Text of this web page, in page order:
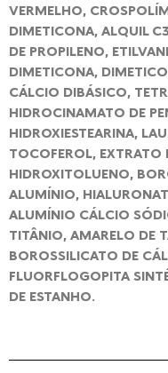
VERMELHO,
DIMETICONA, ALQUIL
DE PROPILENO,
DIMETICONA,
CÁLCIO DIBÁSICO,
HIDROCINAMATO DE
HIDROXIESTEARINA,
TOCOFEROL, EXTRATO
HIDROXITOLUENO,
ALUMÍNIO,
ALUMÍNIO CÁLCIO
TITÂNIO, AMARELO DE
BOROSSILICATO DE
FLUORFLOGOPITA
DE ESTANHO.